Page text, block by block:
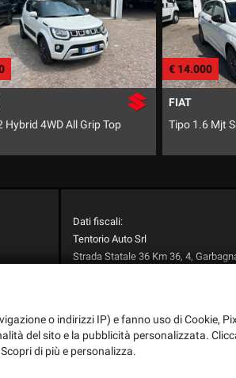
S&S SW
€ 16.000
SEAT
Ateca 1.6 TDI
Dati fiscali:
Tentorio Auto Srl
Strada Statale 36 Km 36, 4,
o indirizzi IP) e fanno uso di Cookie,
del sito e la pubblicità personalizzata.
di più e personalizza.